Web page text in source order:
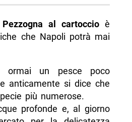
al cartoccioè
che Napoli potrà mai
ormai un pesce poco
anticamente si dice che
più numerose.
profonde e, al giorno